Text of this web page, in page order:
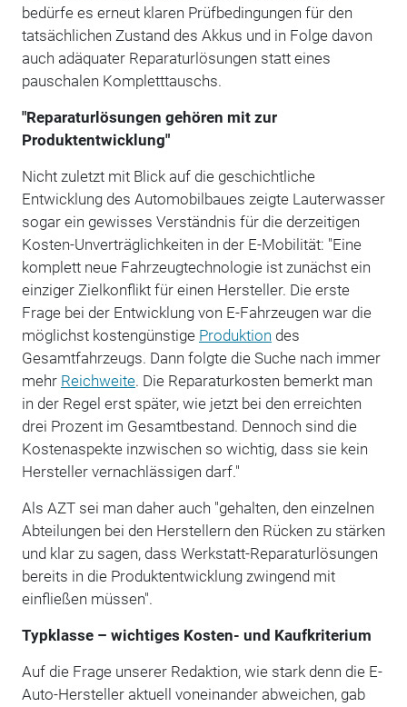
bedürfe es erneut klaren Prüfbedingungen für den
tatsächlichen Zustand des Akkus und in Folge davon
auch adäquater Reparaturlösungen statt eines
pauschalen Kompletttauschs.
"Reparaturlösungen gehören mit zur
Produktentwicklung"
Nicht zuletzt mit Blick auf die geschichtliche
Entwicklung des Automobilbaues zeigte Lauterwasser
sogar ein gewisses Verständnis für die derzeitigen
Kosten-Unverträglichkeiten in der E-Mobilität: "Eine
komplett neue Fahrzeugtechnologie ist zunächst ein
einziger Zielkonflikt für einen Hersteller. Die erste
Frage bei der Entwicklung von E-Fahrzeugen war die
möglichst kostengünstige Produktion des
Gesamtfahrzeugs. Dann folgte die Suche nach immer
mehr Reichweite. Die Reparaturkosten bemerkt man
in der Regel erst später, wie jetzt bei den erreichten
drei Prozent im Gesamtbestand. Dennoch sind die
Kostenaspekte inzwischen so wichtig, dass sie kein
Hersteller vernachlässigen darf."
Als AZT sei man daher auch "gehalten, den einzelnen
Abteilungen bei den Herstellern den Rücken zu stärken
und klar zu sagen, dass Werkstatt-Reparaturlösungen
bereits in die Produktentwicklung zwingend mit
einfließen müssen".
Typklasse – wichtiges Kosten- und Kaufkriterium
Auf die Frage unserer Redaktion, wie stark denn die E-
Auto-Hersteller aktuell voneinander abweichen, gab